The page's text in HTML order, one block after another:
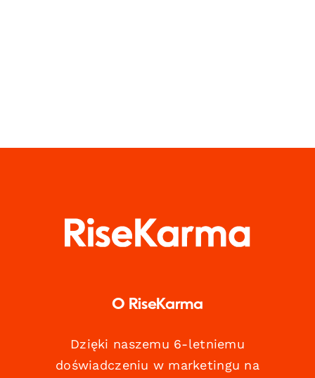
O RiseKarma
Dzięki naszemu 6-letniemu
doświadczeniu w marketingu na